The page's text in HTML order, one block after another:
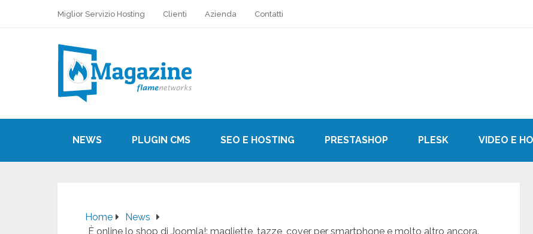
Miglior Servizio Hosting Clienti Azienda Contatti
NEWS PLUGIN CMS SEO E HOSTING PRESTASHOP PLESK VIDEO E
Home
News
È online lo shop di Joomla!: magliette, tazze, cover per smartphone e molto altro ancora.